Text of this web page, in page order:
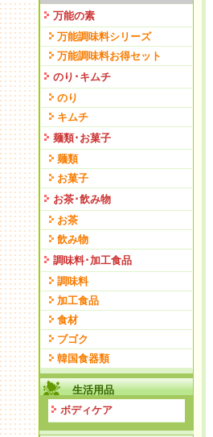
万能の素
万能調味料シリーズ
万能調味料お得セット
のり･キムチ
のり
キムチ
麺類･お菓子
麺類
お菓子
お茶･飲み物
お茶
飲み物
調味料･加工食品
調味料
加工食品
食材
ブゴク
韓国食器類
生活用品
ボディケア